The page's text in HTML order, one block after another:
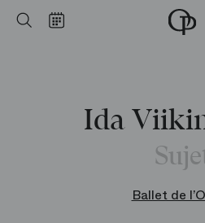
Rechercher
Calendrier Accueil
Ida
Ballet de